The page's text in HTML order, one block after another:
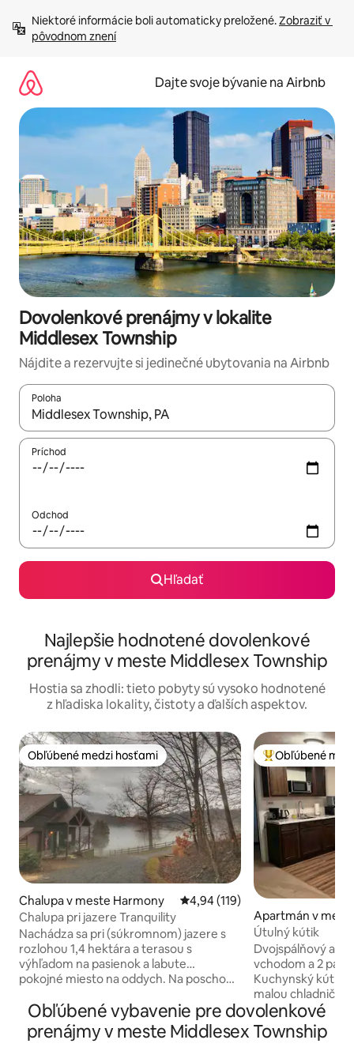
obsah.
Niektoré informácie boli automaticky preložené. Zobraziť v
pôvodnom znení
Dajte svoje bývanie na Airbnb
Dovolenkové prenájmy v lokalite
Middlesex Township
Nájdite a rezervujte si jedinečné ubytovania na Airbnb
Poloha
Keď budú výsledky k dispozícii, môžete si ich prechádzať
Príchod
Odchod
Hľadať
Najlepšie hodnotené dovolenkové
prenájmy v meste Middlesex Township
Hostia sa zhodli: tieto pobyty sú vysoko hodnotené
z hľadiska lokality, čistoty a ďalších aspektov.
Obľúbené medzi hosťami
Obľúbené medzi hosťami
Chalupa v meste Harmony Priemerné ohodnotenie 4,94 z
4,94 (119)
Chalupa pri jazere Tranquility
Nachádza sa pri (súkromnom) jazere s
rozlohou 1,4 hektára a terasou s
výhľadom na pasienok a labute…
pokojné miesto na oddych. Na poschodí
lôžkami a malou kanceláriou. Vďaka
elektrickému kúreniu a klimatizácii je tu
veľmi útulno. Spálňa s manželskou
Najobľúbenejšie
Obľúbené
Apartmán v
Útulný kútik
Dvojspálňový
vchodom a 2
Kuchynský kút s
malou
hriankovačom/
palcovú pizzu). Prvá spálňa má
manželskú
Obľúbené vybavenie pre dovolenkové
prenájmy v meste Middlesex Township